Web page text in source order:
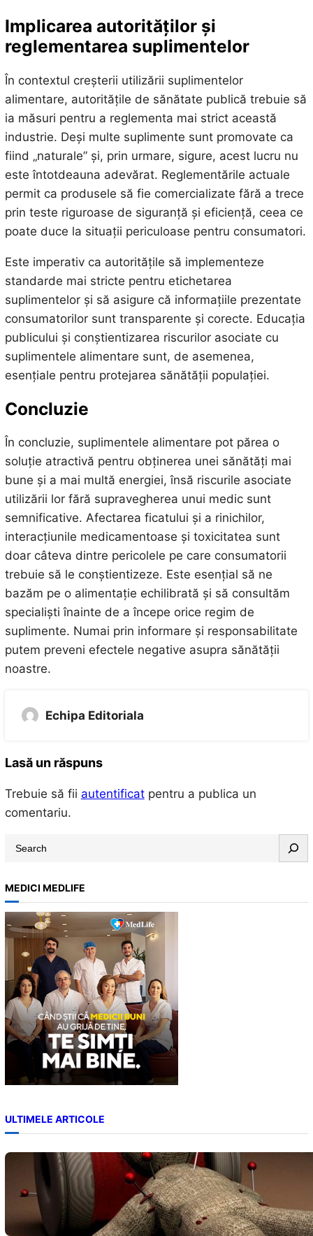
Implicarea autorităților și
reglementarea suplimentelor
În contextul creșterii utilizării suplimentelor
alimentare, autoritățile de sănătate publică trebuie să
ia măsuri pentru a reglementa mai strict această
industrie. Deși multe suplimente sunt promovate ca
fiind „naturale” și, prin urmare, sigure, acest lucru nu
este întotdeauna adevărat. Reglementările actuale
permit ca produsele să fie comercializate fără a trece
prin teste riguroase de siguranță și eficiență, ceea ce
poate duce la situații periculoase pentru consumatori.
Este imperativ ca autoritățile să implementeze
standarde mai stricte pentru etichetarea
suplimentelor și să asigure că informațiile prezentate
consumatorilor sunt transparente și corecte. Educația
publicului și conștientizarea riscurilor asociate cu
suplimentele alimentare sunt, de asemenea,
esențiale pentru protejarea sănătății populației.
Concluzie
În concluzie, suplimentele alimentare pot părea o
soluție atractivă pentru obținerea unei sănătăți mai
bune și a mai multă energiei, însă riscurile asociate
utilizării lor fără supravegherea unui medic sunt
semnificative. Afectarea ficatului și a rinichilor,
interacțiunile medicamentoase și toxicitatea sunt
doar câteva dintre pericolele pe care consumatorii
trebuie să le conștientizeze. Este esențial să ne
bazăm pe o alimentație echilibrată și să consultăm
specialiști înainte de a începe orice regim de
suplimente. Numai prin informare și responsabilitate
putem preveni efectele negative asupra sănătății
noastre.
Echipa Editoriala
Lasă un răspuns
Trebuie să fii autentificatpentru a publica un
comentariu.
a
r
c
h
MEDICI MEDLIFE
ULTIMELE ARTICOLE